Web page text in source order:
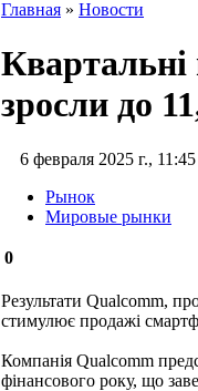
Главная » Новости
зросли до
6 февраля 2025 г., 11:45
Рынок
Мировые рынки
0
Результати Qualcomm,
стимулює продажі
Компанія Qualcomm
фінансового року, що